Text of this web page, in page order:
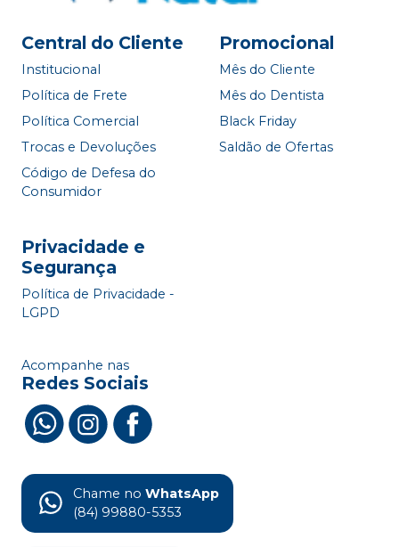
Central do Cliente
Institucional
Política de Frete
Política Comercial
Trocas e Devoluções
Código de Defesa do
Consumidor
Promocional
Mês do Cliente
Mês do Dentista
Black Friday
Saldão de Ofertas
Privacidade e
Segurança
Política de Privacidade -
LGPD
Acompanhe nas
Redes Sociais
Chame no WhatsApp
(84) 99880-5353